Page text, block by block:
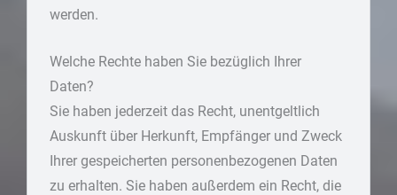
werden.
Welche Rechte haben Sie bezüglich Ihrer
Daten?
Sie haben jederzeit das Recht, unentgeltlich
Auskunft über Herkunft, Empfänger und Zweck
Ihrer gespeicherten personenbezogenen Daten
zu erhalten. Sie haben außerdem ein Recht, die